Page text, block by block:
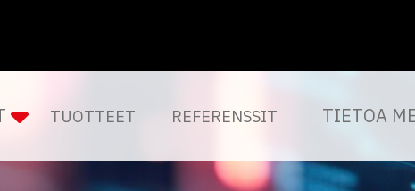
TUOTTEET REFERENSSIT TIETOA